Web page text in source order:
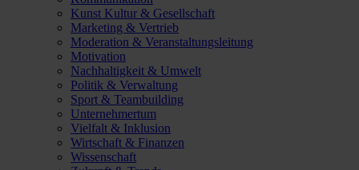
Kunst Kultur & Gesellschaft
Marketing & Vertrieb
Moderation & Veranstaltungsleitung
Motivation
Nachhaltigkeit & Umwelt
Politik & Verwaltung
Sport & Teambuilding
Unternehmertum
Vielfalt & Inklusion
Wirtschaft & Finanzen
Wissenschaft